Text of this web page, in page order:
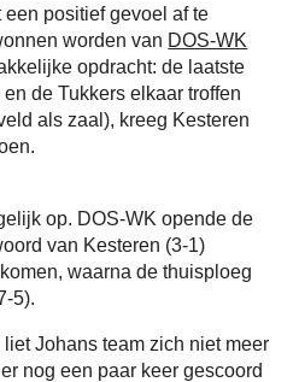
een positief gevoel af te
worden van DOS-WK
opdracht: de laatste
de Tukkers elkaar troffen
als zaal), kreeg Kesteren
op. DOS-WK opende de
van Kesteren (3-1)
waarna de thuisploeg
5).
Johans team zich niet meer
nog een paar keer gescoord